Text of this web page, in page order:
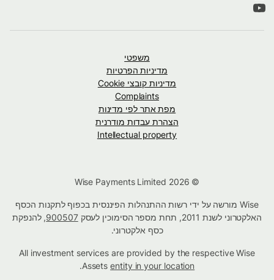
משפטי
מדיניות הפרטיות
מדיניות קובצי Cookie
Complaints
מפת אתר לפי מדינות
הצהרת עבדות מודרנית
Intellectual property
Wise מורשה על ידי רשות ההתנהלות הפיננסית בכפוף לתקנות הכסף
האלקטרוני לשנת 2011, תחת מספר הסימוכין לעסק
900507, להנפקת
כסף אלקטרוני.
All investment services are provided by the respective Wise
Assetsentity in your location
.